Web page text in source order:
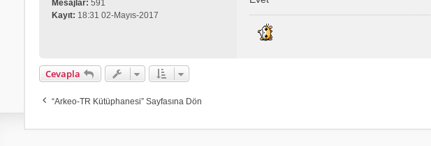
u
Mesajlar: 591
Kayıt: 18:31 02-Mayıs-2017
Cevapla
“Arkeo-TR Kütüphanesi” Sayfasına Dön